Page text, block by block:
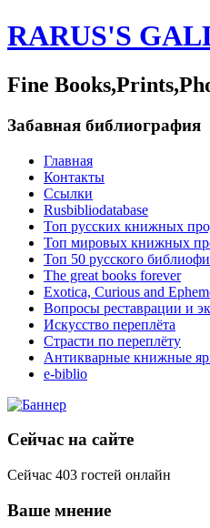
RARUS'S
Fine
Забавная библиография
Главная
Контакты
Ссылки
Rusbibliodatabase
Топ русских книжных
Топ мировых книжных
Топ 50 русского
The great books forever
Exotica, Curious and
Вопросы реставрации и
Искусство переплёта
Страсти по переплёту
Антикварные книжные
e-biblio
Сейчас на сайте
Сейчас 403 гостей онлайн
Ваше мнение